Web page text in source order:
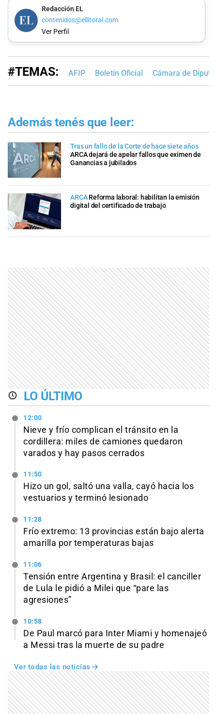
Redacción EL
contenidos@ellitoral.com
Ver Perfil
#TEMAS: AFIP Boletín Oficial Cámara de
Además tenés que leer:
Tras un fallo de la Corte de hace siete años
ARCA dejará de apelar fallos que eximen de
Ganancias a jubilados
ARCA Reforma laboral: habilitan la emisión
digital del certificado de trabajo
LO ÚLTIMO
12:00
Nieve y frío complican el tránsito en la
cordillera: miles de camiones quedaron
varados y hay pasos cerrados
11:50
Hizo un gol, saltó una valla, cayó hacia los
vestuarios y terminó lesionado
11:28
Frío extremo: 13 provincias están bajo alerta
amarilla por temperaturas bajas
11:06
Tensión entre Argentina y Brasil: el canciller
de Lula le pidió a Milei que “pare las
agresiones”
10:58
De Paul marcó para Inter Miami y homenajeó
a Messi tras la muerte de su padre
Ver todas las noticias